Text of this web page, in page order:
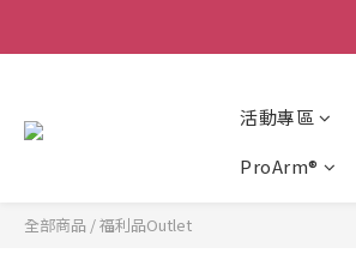
活動專區
ProArm®
全部商品 /福利品Outlet